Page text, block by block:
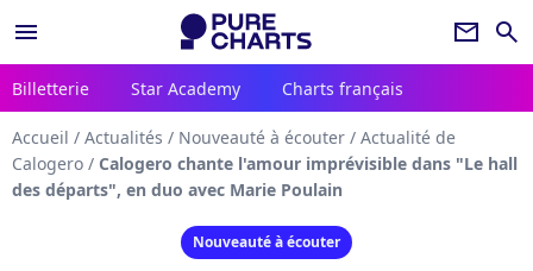
menu newsletter search
Billetterie Star Academy Charts français
Accueil / Actualités / Nouveauté à écouter / Actualité de
Calogero / Calogero chante l'amour imprévisible dans "Le hall
des départs", en duo avec Marie Poulain
Nouveauté à écouter